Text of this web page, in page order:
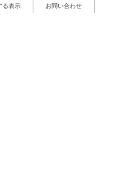
る表示 お問い合わせ